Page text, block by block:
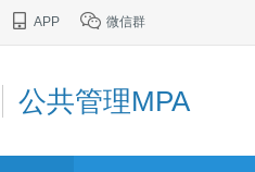
APP 微信群
公共管理MPA